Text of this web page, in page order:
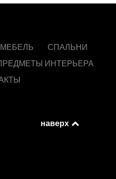
СПАЛЬНИ
ИНТЕРЬЕРА
наверх